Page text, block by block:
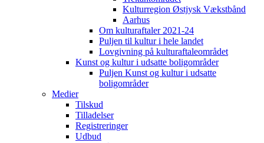
Kulturregion Østjysk Vækstbånd
Aarhus
Om kulturaftaler 2021-24
Puljen til kultur i hele landet
Lovgivning på kulturaftaleområdet
Kunst og kultur i udsatte boligområder
Puljen Kunst og kultur i udsatte
boligområder
Medier
Tilskud
Tilladelser
Registreringer
Udbud